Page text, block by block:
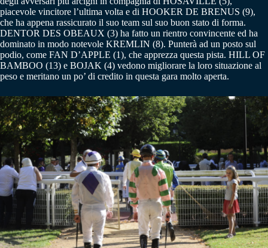
piacevole vincitore l’ultima volta e di HOOKER DE BRENUS (9),
che ha appena rassicurato il suo team sul suo buon stato di forma.
DENTOR DES OBEAUX (3) ha fatto un rientro convincente ed ha
dominato in modo notevole KREMLIN (8). Punterà ad un posto sul
podio, come FAN D’APPLE (1), che apprezza questa pista. HILL OF
BAMBOO (13) e BOJAK (4) vedono migliorare la loro situazione al
peso e meritano un po’ di credito in questa gara molto aperta.